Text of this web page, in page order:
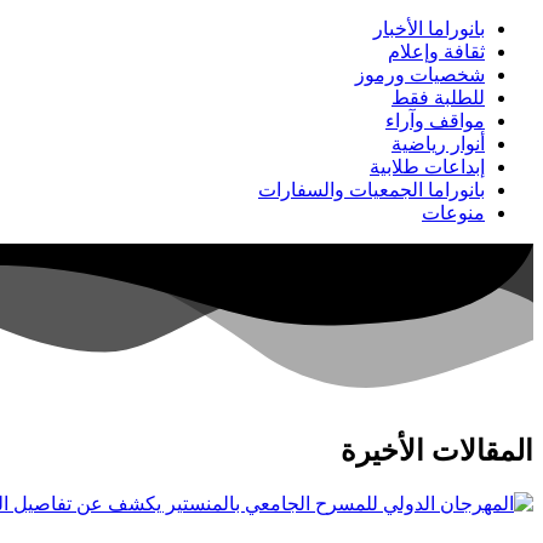
بانوراما الأخبار
ثقافة وإعلام
شخصيات ورموز
للطلبة فقط
مواقف وآراء
أنوار رياضية
إبداعات طلابية
بانوراما الجمعيات والسفارات
منوعات
المقالات الأخيرة